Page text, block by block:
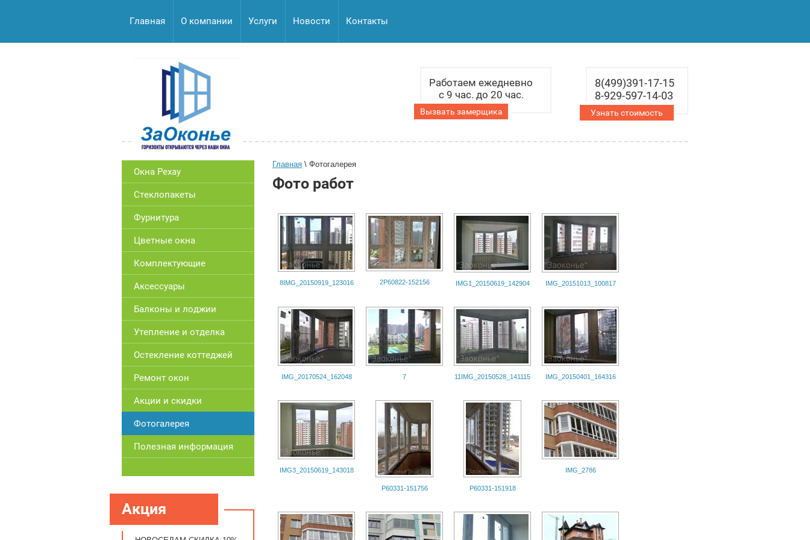
Главная О компании Услуги Новости Контакты
Работаем ежедневно
с 9 час. до 20 час.
Вызвать замерщика
8(499)391-17-15
8-929-597-14-03
Узнать стоимость
Окна Рехау
Стеклопакеты
Фурнитура
Цветные окна
Комплектующие
Аксессуары
Балконы и лоджии
Утепление и отделка
Остекление коттеджей
Ремонт окон
Акции и скидки
Фотогалерея
Полезная информация
Акция
Главная \ Фотогалерея
Фото работ
8IMG_20150919_123016 2P60822-152156 IMG1_20150619_142904 IMG_20151013_100817
IMG_20170524_162048 7 11IMG_20150528_141115 IMG_20150401_164316
IMG3_20150619_143018
P60331-151756 P60331-151918
IMG_2786